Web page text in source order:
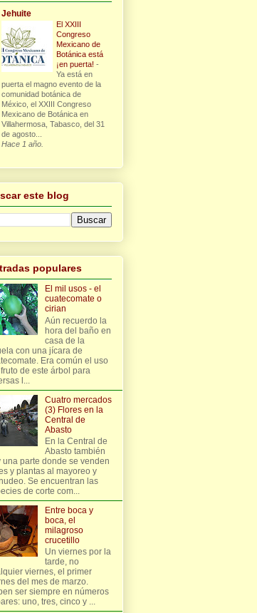
Jehuite
El XXIII
Congreso
Mexicano de
Botánica está
¡en puerta! -
Ya está en
puerta el magno evento de la
comunidad botánica de
México, el XXIII Congreso
Mexicano de Botánica en
Villahermosa, Tabasco, del 31
de agosto...
Hace 1 año.
este blog
populares
El mil usos - el
cuatecomate o
cirian
Aún recuerdo la
hora del baño en
casa de la
con una jícara de
Era común el uso
de este árbol para
l...
Cuatro mercados
(3) Flores en la
Central de
Abasto
En la Central de
Abasto también
una parte donde se venden
y plantas al mayoreo y
Se encuentran las
de corte com...
Entre boca y
boca, el
milagroso
crucetillo
Un viernes por la
tarde, no
viernes, el primer
del mes de marzo.
ser siempre en números
uno, tres, cinco y ...